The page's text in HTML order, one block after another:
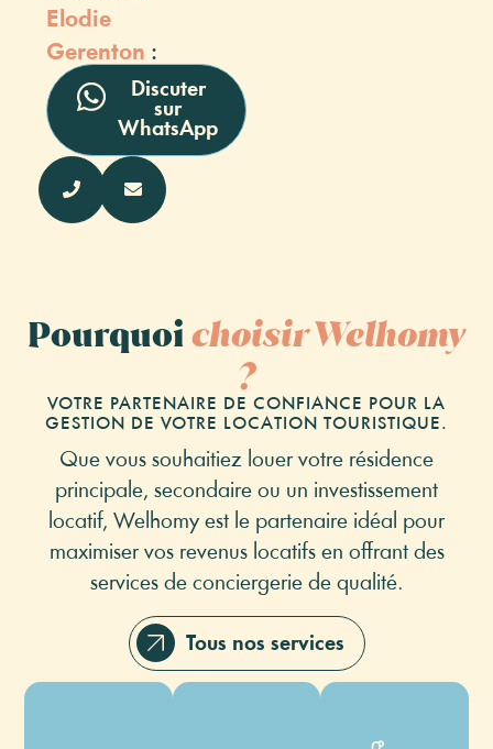
Elodie
Gerenton :
Discuter
sur
WhatsApp
Pourquoichoisir Welhomy
?
VOTRE PARTENAIRE DE CONFIANCE POUR LA
GESTION DE VOTRE LOCATION TOURISTIQUE.
Que vous souhaitiez louer votre résidence
principale, secondaire ou un investissement
locatif, Welhomy est le partenaire idéal pour
maximiser vos revenus locatifs en offrant des
services de conciergerie de qualité.
Tous nos services
Création
Rédaction
de vos
annonces
Encaissement
de la
taxe
de
Gestion
Ménage